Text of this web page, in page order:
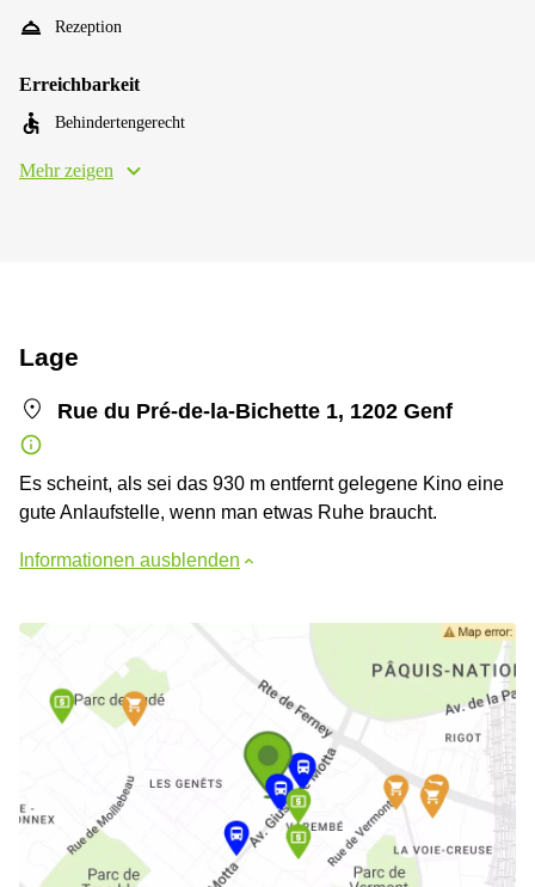
Rezeption
Erreichbarkeit
Behindertengerecht
Mehr zeigen
Lage
Rue du Pré-de-la-Bichette 1, 1202 Genf
Es scheint, als sei das 930 m entfernt gelegene Kino eine
gute Anlaufstelle, wenn man etwas Ruhe braucht.
Informationen ausblenden